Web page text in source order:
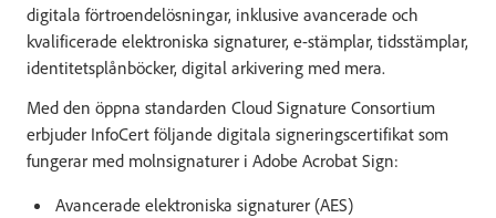
digitala förtroendelösningar, inklusive avancerade och
kvalificerade elektroniska signaturer, e-stämplar, tidsstämplar,
identitetsplånböcker, digital arkivering med mera.
Med den öppna standarden Cloud Signature Consortium
erbjuder InfoCert följande digitala signeringscertifikat som
fungerar med molnsignaturer i Adobe Acrobat Sign:
Avancerade elektroniska signaturer (AES)